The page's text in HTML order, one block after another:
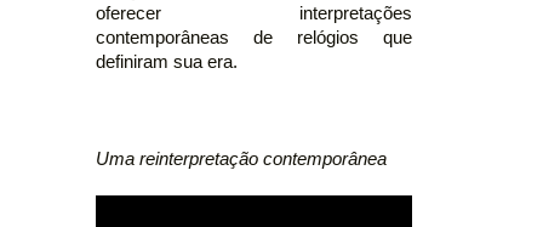
oferecer interpretações
contemporâneas de relógios que
definiram sua era.
Uma reinterpretação contemporânea